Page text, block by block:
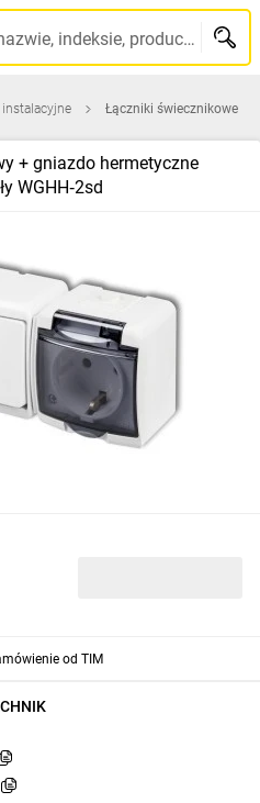
Szukaj po nazwie, indeksie, producencie, kodzie kreskowym...
Łączniki świecznikowe
+ gniazdo hermetyczne
WGHH‑2sd
od TIM